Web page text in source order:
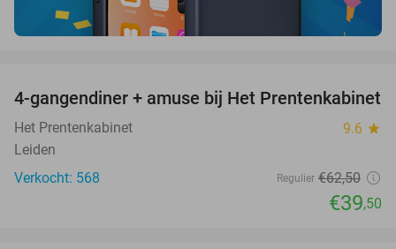
37%
4-gangendiner + amuse bij Het Prentenkabinet
Het Prentenkabinet 9.6 star
Leiden
Verkocht: 568
Regulier €62,50
€39,50